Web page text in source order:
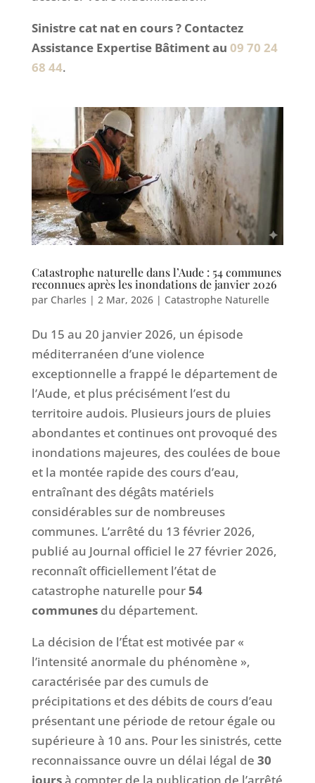
Sinistre cat nat en cours ? Contactez
Assistance Expertise Bâtiment au 09 70 24
68 44.
Catastrophe naturelle dans l’Aude : 54 communes
reconnues après les inondations de janvier 2026
par Charles | 2 Mar, 2026| Catastrophe Naturelle
Du 15 au 20 janvier 2026, un épisode
méditerranéen d’une violence
exceptionnelle a frappé le département de
l’Aude, et plus précisément l’est du
territoire audois. Plusieurs jours de pluies
abondantes et continues ont provoqué des
inondations majeures, des coulées de boue
et la montée rapide des cours d’eau,
entraînant des dégâts matériels
considérables sur de nombreuses
communes. L’arrêté du 13 février 2026,
publié au Journal officiel le 27 février 2026,
reconnaît officiellement l’état de
catastrophe naturelle pour54
communesdu département.
La décision de l’État est motivée par «
l’intensité anormale du phénomène »,
caractérisée par des cumuls de
précipitations et des débits de cours d’eau
présentant une période de retour égale ou
supérieure à 10 ans. Pour les sinistrés, cette
reconnaissance ouvre un délai légal de 30
joursà compter de la publication de l’arrêté